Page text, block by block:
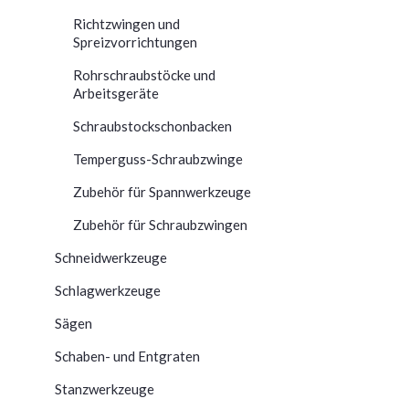
Richtzwingen und
Spreizvorrichtungen
Rohrschraubstöcke und
Arbeitsgeräte
Schraubstockschonbacken
Temperguss-Schraubzwinge
Zubehör für Spannwerkzeuge
Zubehör für Schraubzwingen
Schneidwerkzeuge
Schlagwerkzeuge
Sägen
Schaben- und Entgraten
Stanzwerkzeuge